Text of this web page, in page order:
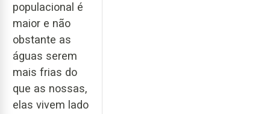
populacional é
maior e não
obstante as
águas serem
mais frias do
que as nossas,
elas vivem lado